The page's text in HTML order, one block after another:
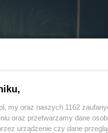
- tak poradziły sobie
my oraz naszych 1162
oraz przetwarzamy dane
urządzenie czy dane